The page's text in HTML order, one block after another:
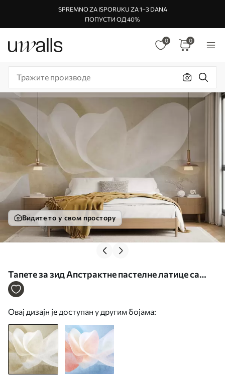
SPREMNO ZA ISPORUKU ZA 1–3 DANA
ПОПУСТИ ОД 40%
0 0
Видите то у свом простору
Тапете за зид Апстрактне пастелне латице са
меким провидним слојевима у акварел стилу бр.
Овај дизајн је доступан у другим бојама: